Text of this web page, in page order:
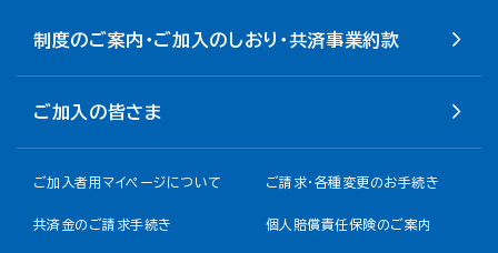
制度のご案内・ご加入のしおり・共済事業約款
ご加入の皆さま
ご加入者用マイページについて ご請求・各種変更のお手続き
共済金のご請求手続き 個人賠償責任保険のご案内